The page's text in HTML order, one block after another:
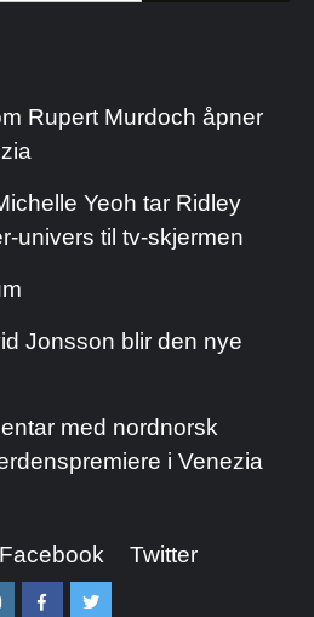
Rupert Murdoch åpner
Yeoh tar Ridley
univers til tv-skjermen
Jonsson blir den nye
med nordnorsk
i Venezia
Facebook Twitter